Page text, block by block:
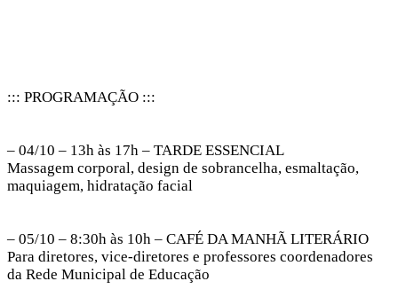
::: PROGRAMAÇÃO :::
– 04/10 – 13h às 17h – TARDE ESSENCIAL
Massagem corporal, design de sobrancelha, esmaltação,
maquiagem, hidratação facial
– 05/10 – 8:30h às 10h – CAFÉ DA MANHÃ LITERÁRIO
Para diretores, vice-diretores e professores coordenadores
da Rede Municipal de Educação